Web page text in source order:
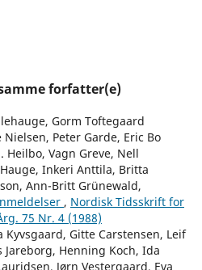
forfatter(e)
Gorm Toftegaard
Peter Garde, Eric Bo
Heilbo, Vagn Greve, Nell
Inkeri Anttila, Britta
Ann-Britt Grünewald,
, Nordisk Tidsskrift for
75 Nr. 4 (1988)
Kyvsgaard, Gitte Carstensen, Leif
Jareborg, Henning Koch, Ida
Jørn Vestergaard, Eva